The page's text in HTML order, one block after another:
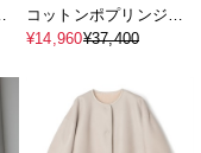
コットンポプリンジャ
ケット
¥14,960¥37,400